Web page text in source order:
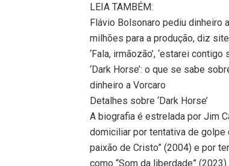
LEIA TAMBÉM:
Flávio Bolsonaro pediu dinheiro
milhões para a produção, diz site
‘Fala, irmãozão’, ‘estarei
‘Dark Horse’: o que se sabe
dinheiro a Vorcaro
Detalhes sobre ‘Dark Horse’
A biografia é estrelada por Jim
domiciliar por tentativa de golpe
paixão de Cristo” (2004) e por
como “Som da liberdade” (2023).